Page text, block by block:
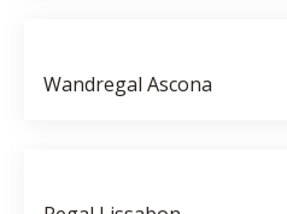
Wandregal Ascona